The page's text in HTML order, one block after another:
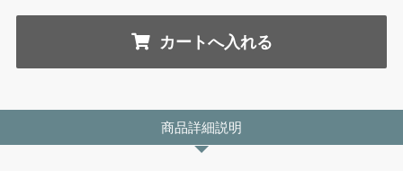
商品詳細説明